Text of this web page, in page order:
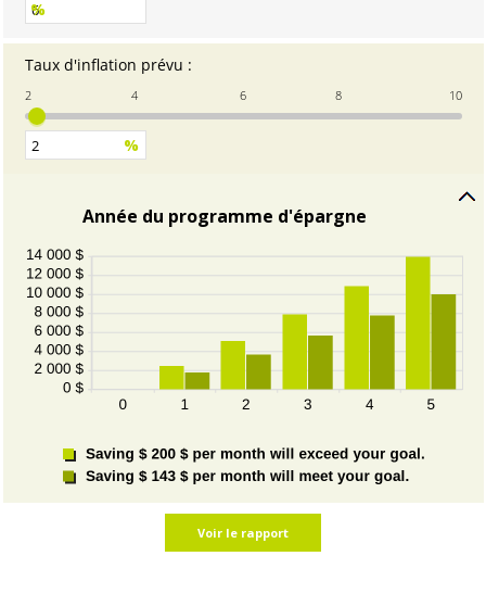
%
Taux d'inflation prévu :
montant
entre
2 4 6 8 10
%
Année du programme d'épargne
le
graphique